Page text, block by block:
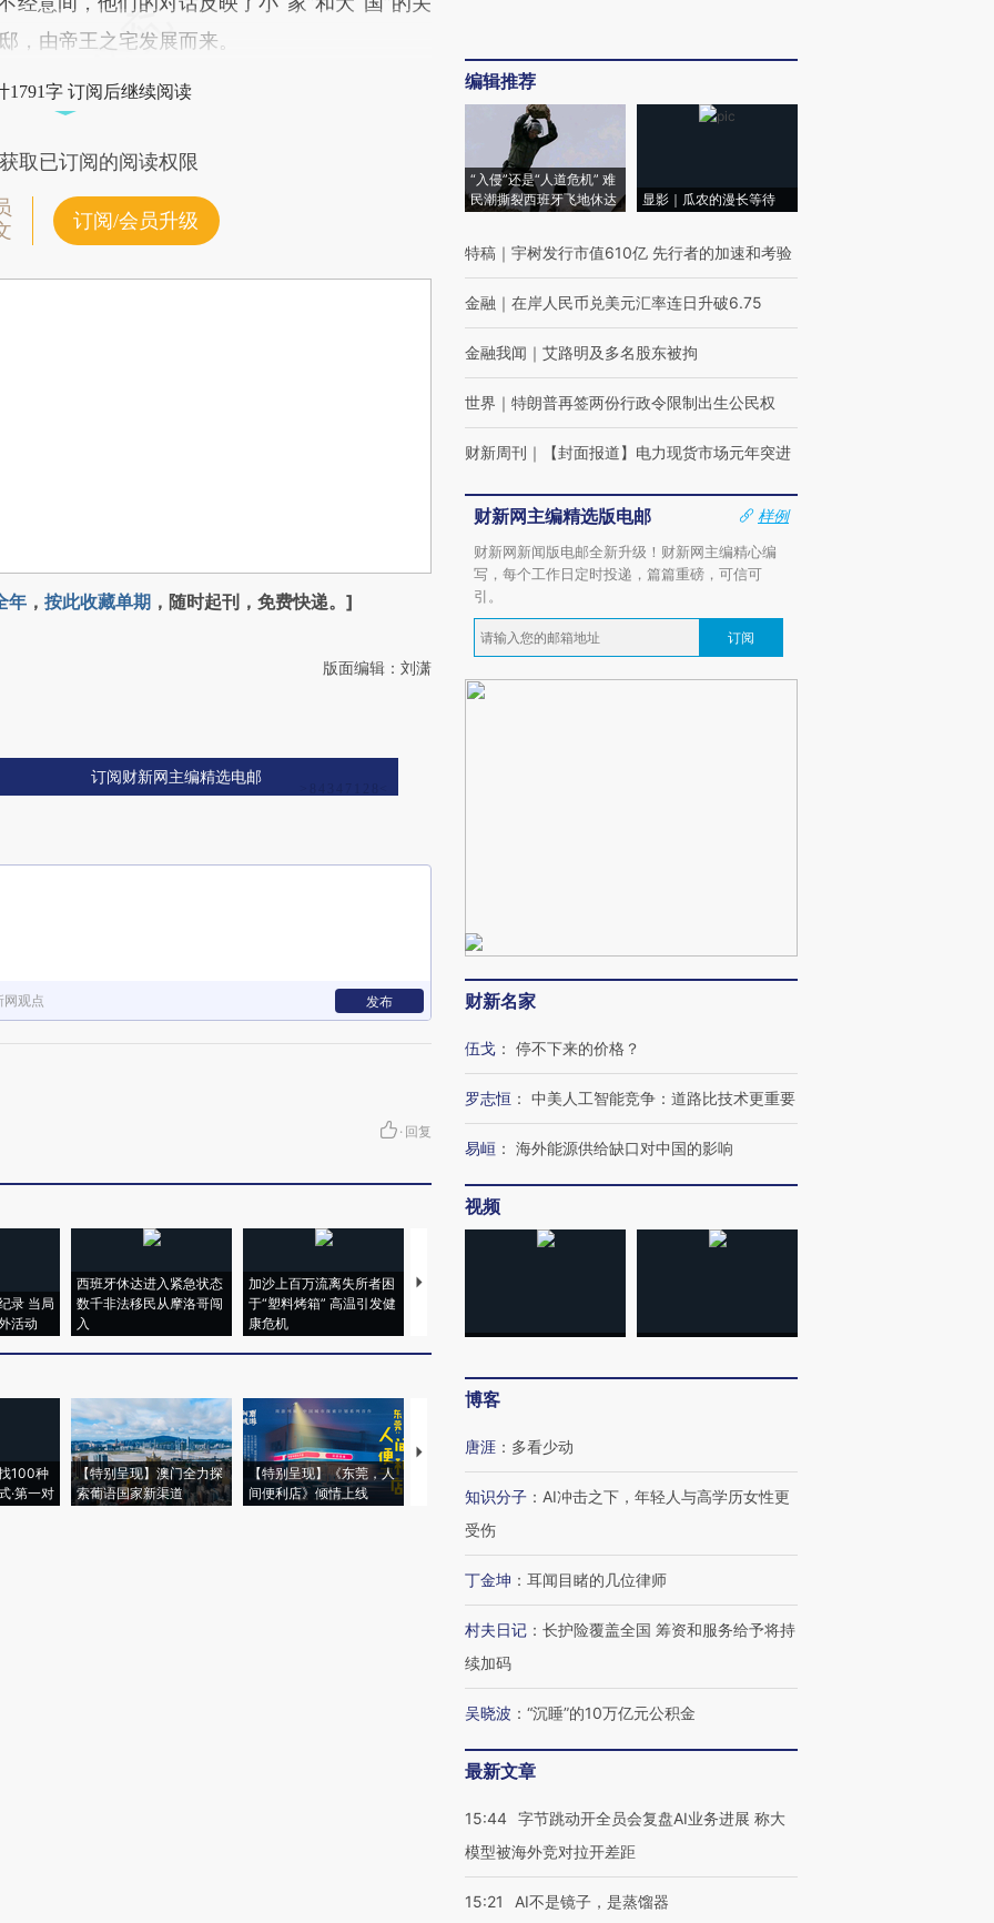
，由帝王之宅发展而来。
1791字 订阅后继续阅读
取已订阅的阅读权限
订阅/会员升级
年 ， 按此收藏单期 ，随时起刊，免费快递。]
版面编辑：刘潇
订阅财新网主编精选电邮
网观点 发布
· 回复
录 当局
活动
西班牙休达进入紧急状态
数千非法移民从摩洛哥闯
入
加沙上百万流离失所者困
于“塑料烤箱” 高温引发健
康危机
视线｜HYROX的吸金
100种
·第一对
【特别呈现】澳门全力探
索葡语国家新渠道
【特别呈现】《东莞，人
间便利店》倾情上线
【推广】走进第四届链博
会，让数智科技“链”接产
【特别呈现】寻找100种
有意思的生活方式·第三对
CFO：不靠规模取胜，华
住三大增长引擎是什么？
编辑推荐
“入侵”还是“人道危机” 难
民潮撕裂西班牙飞地休达
显影｜瓜农的漫长等待
特稿 ｜ 宇树发行市值610亿 先行者的加速和考验
金融 ｜ 在岸人民币兑美元汇率连日升破6.75
金融我闻 ｜ 艾路明及多名股东被拘
世界 ｜ 特朗普再签两份行政令限制出生公民权
财新周刊 ｜ 【封面报道】电力现货市场元年突进
财新网主编精选版电邮
样例
财新网新闻版电邮全新升级！财新网主编精心编
写，每个工作日定时投递，篇篇重磅，可信可
引。
订阅
财新名家
伍戈 ： 停不下来的价格？
罗志恒 ： 中美人工智能竞争：道路比技术更重要
易峘 ： 海外能源供给缺口对中国的影响
视频
博客
唐涯 ： 多看少动
知识分子 ： AI冲击之下，年轻人与高学历女性更
受伤
丁金坤 ： 耳闻目睹的几位律师
村夫日记 ： 长护险覆盖全国 筹资和服务给予将持
续加码
吴晓波 ： “沉睡”的10万亿元公积金
最新文章
15:44 字节跳动开全员会复盘AI业务进展 称大
模型被海外竞对拉开差距
15:21 AI不是镜子，是蒸馏器